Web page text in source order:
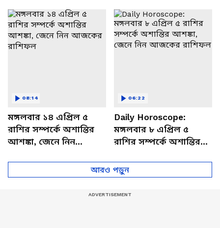
বিশদে
মঙ্গলবার ১৪ এপ্রিল ৫
রাশির সম্পর্কে অশান্তির
আশঙ্কা, জেনে নিন
08:14
Daily Horoscope:
মঙ্গলবার ৮ এপ্রিল ৫
রাশির সম্পর্কে অশান্তির
আজকের রাশিফল
06:22
আরও পড়ুন